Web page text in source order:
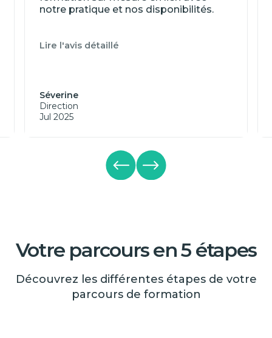
notre pratique et nos disponibilités.
Lire l'avis détaillé
Séverine
Direction
Jul 2025
Votre parcours en 5 étapes
Découvrez les différentes étapes de votre
parcours de formation